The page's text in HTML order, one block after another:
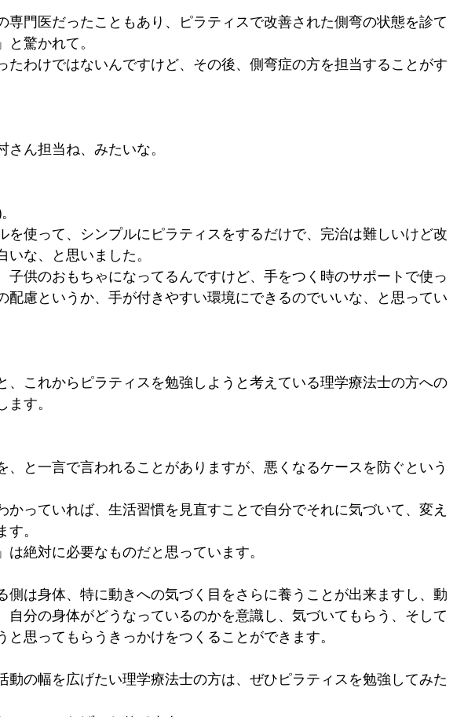
専門医だったこともあり、ピラティスで改善された側弯の状態を診て
と驚かれて。
たわけではないんですけど、その後、側弯症の方を担当することがす
ん担当ね、みたいな。
を使って、シンプルにピラティスをするだけで、完治は難しいけど改
な、と思いました。
子供のおもちゃになってるんですけど、手をつく時のサポートで使っ
配慮というか、手が付きやすい環境にできるのでいいな、と思ってい
、これからピラティスを勉強しようと考えている理学療法士の方への
ます。
、と一言で言われることがありますが、悪くなるケースを防ぐという
かっていれば、生活習慣を見直すことで自分でそれに気づいて、変え
。
は絶対に必要なものだと思っています。
側は身体、特に動きへの気づく目をさらに養うことが出来ますし、動
自分の身体がどうなっているのかを意識し、気づいてもらう、そして
と思ってもらうきっかけをつくることができます。
動の幅を広げたい理学療法士の方は、ぜひピラティスを勉強してみた